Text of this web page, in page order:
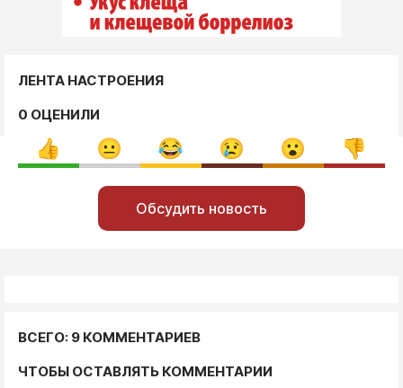
ЛЕНТА НАСТРОЕНИЯ
0 ОЦЕНИЛИ
Обсудить новость
ВСЕГО: 9 КОММЕНТАРИЕВ
ЧТОБЫ ОСТАВЛЯТЬ КОММЕНТАРИИ